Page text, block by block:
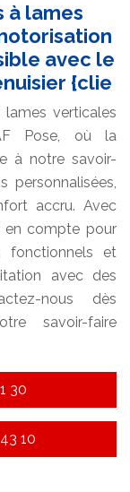
à lames
avec le
{clie
verticales
Pose, où la
à notre savoir-
personnalisées,
accru. Avec
en compte pour
fonctionnels et
avec des
nous dès
savoir-faire
30
10